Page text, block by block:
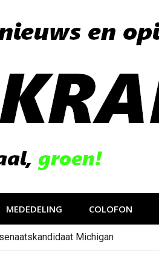
MEDEDELING COLOFON
Michigan